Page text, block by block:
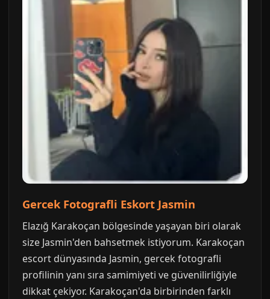
Gercek Fotografli Eskort Jasmin
Elazığ Karakoçan bölgesinde yaşayan biri olarak
size Jasmin'den bahsetmek istiyorum. Karakoçan
escort dünyasında Jasmin, gercek fotografli
profilinin yanı sıra samimiyeti ve güvenilirliğiyle
dikkat çekiyor. Karakoçan'da birbirinden farklı